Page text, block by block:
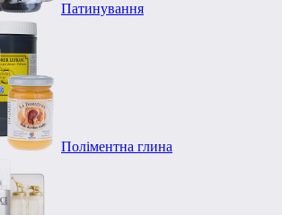
Патинування
Поліментна глина